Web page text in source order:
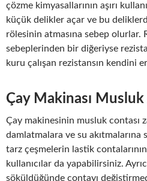
çözme kimyasallarının aşırı
küçük delikler açar ve bu
rölesinin atmasına sebep olurlar.
sebeplerinden bir diğeriyse
kuru çalışan rezistansın kendini
Çay Makinası Musluk
Çay makinesinin musluk contası
damlatmalara ve su
tarz çeşmelerin lastik
kullanıcılar da yapabilirsiniz.
söküldüğünde contayı